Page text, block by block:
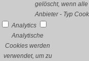
gelöscht, wenn
Anbieter - Typ
Analytics
Analytische
Cookies werden
verwendet, um zu